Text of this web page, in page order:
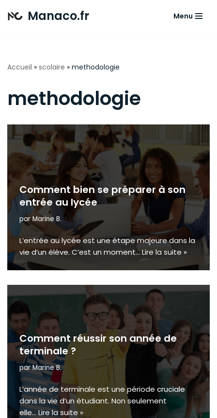
Manaco.fr Menu
Accueil » scolaire » methodologie
methodologie
Comment bien se préparer à son
entrée au lycée
par Marine B.
L’entrée au lycée est une étape majeure dans la
vie d’un élève. C’est un moment…Lire la suite »
Comment réussir son année de
terminale ?
parMarine B.
L’année de terminale est une période cruciale
dans la vie d’un étudiant. Non seulement
elle…Lire la suite »